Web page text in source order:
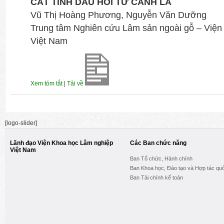
CẤT TINH DẦU HỒI TỪ CÀNH LÁ
Vũ Thị Hoàng Phương, Nguyễn Văn Dưỡng
Trung tâm Nghiên cứu Lâm sản ngoài gỗ –
Việt Nam
Xem tóm tắt| Tải về
[logo-slider]
Lãnh đạo Viện Khoa học Lâm nghiệp
Việt Nam
Các Ban chức năng
Ban Tổ chức, Hành chính
Ban Khoa học, Đào tạo và Hợp tác
Ban Tài chính kế toán